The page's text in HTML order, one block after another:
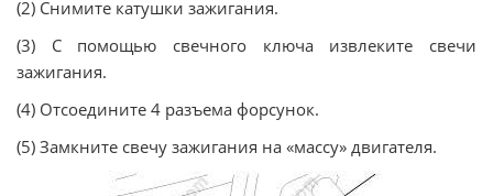
(2) Снимите катушки зажигания.
(3) С помощью свечного ключа извлеките свечи
зажигания.
(4) Отсоедините 4 разъема форсунок.
(5) Замкните свечу зажигания на «массу» двигателя.